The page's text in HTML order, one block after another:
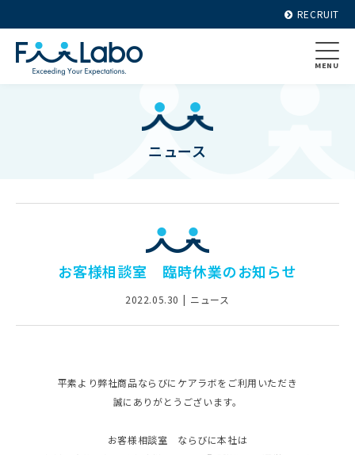
RECRUIT
MENU
ニュース
お客様相談室 臨時休業のお知らせ
2022.05.30 ニュース
平素より弊社商品ならびにケアラボをご利用いただき
誠にありがとうございます。
お客様相談室 ならびに本社は